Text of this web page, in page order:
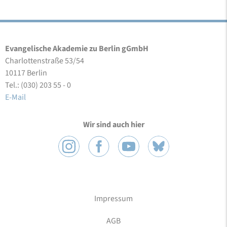
Evangelische Akademie zu Berlin gGmbH
Charlottenstraße 53/54
10117 Berlin
Tel.: (030) 203 55 - 0
E-Mail
Wir sind auch hier
Impressum
AGB